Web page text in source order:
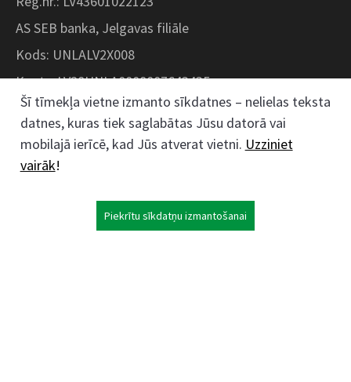
AS SEB banka, Jelgavas filiāle
Kods: UNLALV2X008
Konts: LV28UNLA0008007643435
Kokaudzētavas iela 1, Zaļenieki, Zaļenieku
pagasts, Jelgavas novads, LV- 3011, Latvija
Šī tīmekļa vietne izmanto sīkdatnes – nelielas teksta
datnes, kuras tiek saglabātas Jūsu datorā vai
mobilajā ierīcē, kad Jūs atverat vietni. Uzziniet
vairāk!
Piekrītu sīkdatņu izmantošanai